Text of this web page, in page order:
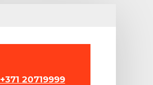
+371 20719999